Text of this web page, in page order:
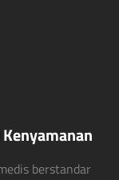
berstandar